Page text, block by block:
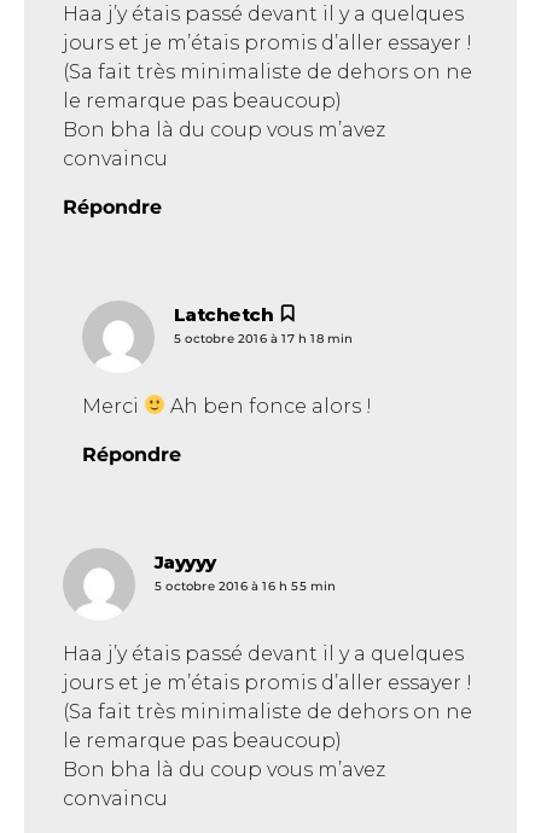
Haa j’y étais passé devant il y a quelques
jours et je m’étais promis d’aller essayer !
(Sa fait très minimaliste de dehors on ne
le remarque pas beaucoup)
Bon bha là du coup vous m’avez
convaincu
Répondre
Latchetch
5 octobre 2016 à 17 h 18 min
Merci Ah ben fonce alors !
Répondre
Jayyyydit :
5 octobre 2016 à 16 h 55 min
Haa j’y étais passé devant il y a quelques
jours et je m’étais promis d’aller essayer !
(Sa fait très minimaliste de dehors on ne
le remarque pas beaucoup)
Bon bha là du coup vous m’avez
convaincu